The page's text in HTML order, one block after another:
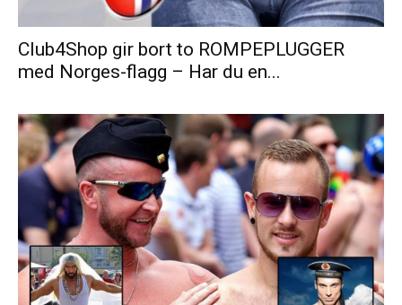
Club4Shop gir bort to ROMPEPLUGGER
med Norges-flagg – Har du en...